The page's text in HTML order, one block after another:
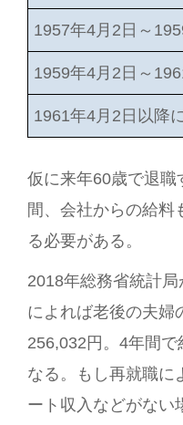
1957年4月2日～
1959年4月2日～
1961年4月2日以降
仮に来年60歳で退
間、会社からの給料
る必要がある。
2018年総務省統計
によれば老後の夫婦
256,032円。4年間
なる。もし再就職に
ート収入などがない